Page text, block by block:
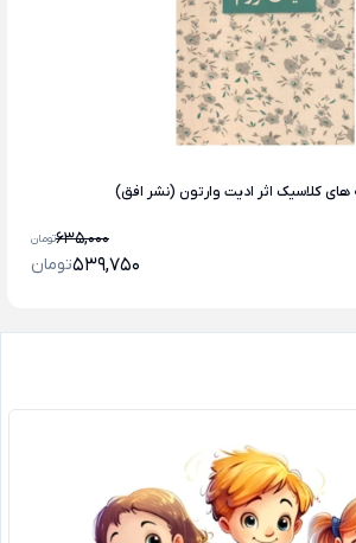
های کلاسیک اثر ادیت وارتون (نشر افق)
تومان635,000
تومان539,750